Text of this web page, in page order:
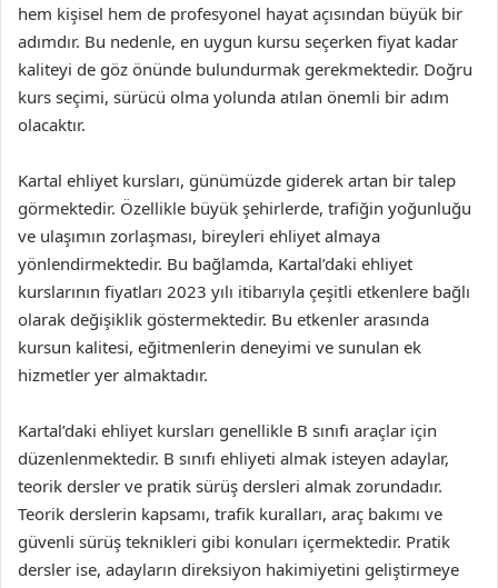
hem kişisel hem de profesyonel hayat açısından büyük bir
adımdır. Bu nedenle, en uygun kursu seçerken fiyat kadar
kaliteyi de göz önünde bulundurmak gerekmektedir. Doğru
kurs seçimi, sürücü olma yolunda atılan önemli bir adım
olacaktır.
Kartal ehliyet kursları, günümüzde giderek artan bir talep
görmektedir. Özellikle büyük şehirlerde, trafiğin yoğunluğu
ve ulaşımın zorlaşması, bireyleri ehliyet almaya
yönlendirmektedir. Bu bağlamda, Kartal’daki ehliyet
kurslarının fiyatları 2023 yılı itibarıyla çeşitli etkenlere bağlı
olarak değişiklik göstermektedir. Bu etkenler arasında
kursun kalitesi, eğitmenlerin deneyimi ve sunulan ek
hizmetler yer almaktadır.
Kartal’daki ehliyet kursları genellikle B sınıfı araçlar için
düzenlenmektedir. B sınıfı ehliyeti almak isteyen adaylar,
teorik dersler ve pratik sürüş dersleri almak zorundadır.
Teorik derslerin kapsamı, trafik kuralları, araç bakımı ve
güvenli sürüş teknikleri gibi konuları içermektedir. Pratik
dersler ise, adayların direksiyon hakimiyetini geliştirmeye